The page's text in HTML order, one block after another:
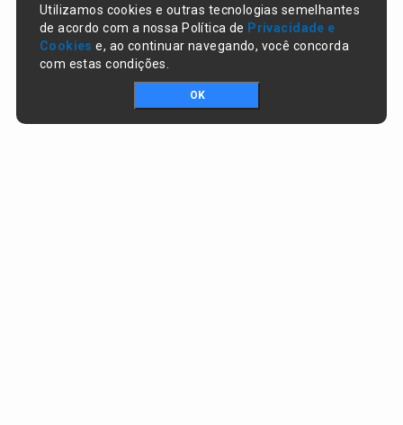
Utilizamos cookies e outras tecnologias semelhantes
de acordo com a nossa Política de Privacidade e
Cookies e, ao continuar navegando, você concorda
com estas condições.
OK